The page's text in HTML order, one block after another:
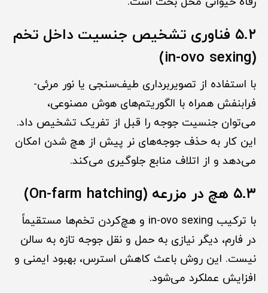
۵.۲ فناوری تشخیص جنسیت داخل تخم
(in-ovo sexing)
با استفاده از تصویربرداری طیف‌سنجی یا نور مرئی-
فرابنفش همراه با الگوریتم‌های هوش مصنوعی،
می‌توان جنسیت جوجه را قبل از تفریک تشخیص داد.
این کار به حذف جوجه‌های نر پیش از هچ شدن امکان
می‌دهد و از اتلاف منابع جلوگیری می‌کند.
۵.۳ هچ در مزرعه (On-farm hatching)
با ترکیب in-ovo sexing و هچ‌کردن تخم‌ها مستقیماً
در فارم، دیگر نیازی به حمل و نقل جوجه تازه به سالن
نیست. این روش باعث کاهش استرس، بهبود ایمنی و
افزایش عملکرد می‌شود.